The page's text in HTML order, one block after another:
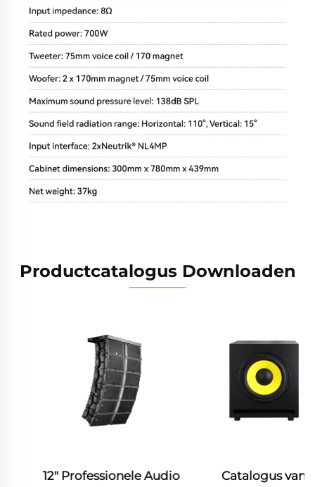
Productcatalogus Downloaden
12" Professionele Audio
Catalogus van